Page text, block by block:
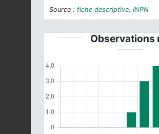
Source : fiche descriptive, INPN
Observations